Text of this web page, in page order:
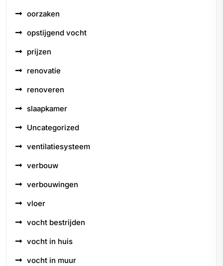
oorzaken
opstijgend vocht
prijzen
renovatie
renoveren
slaapkamer
Uncategorized
ventilatiesysteem
verbouw
verbouwingen
vloer
vocht bestrijden
vocht in huis
vocht in muur